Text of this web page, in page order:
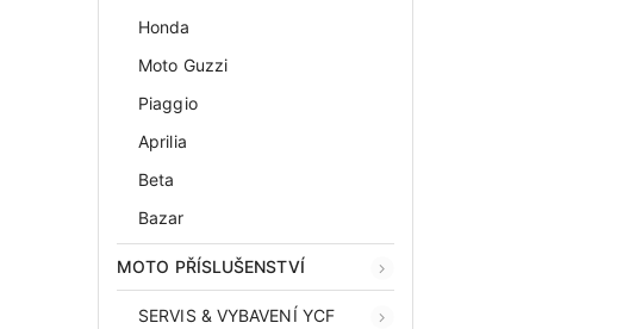
Honda
Moto Guzzi
Piaggio
Aprilia
Beta
Bazar
MOTO PŘÍSLUŠENSTVÍ
SERVIS & VYBAVENÍ YCF